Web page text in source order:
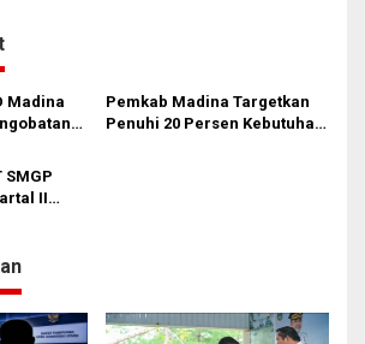
Madina
Pemkab Madina Targetkan
Penuhi 20 Persen Kebutuhan
II